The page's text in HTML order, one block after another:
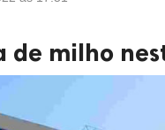
de milho